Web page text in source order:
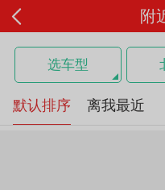
附
选车型
默认排序 离我最近